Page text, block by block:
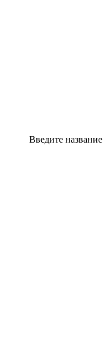
Введите название